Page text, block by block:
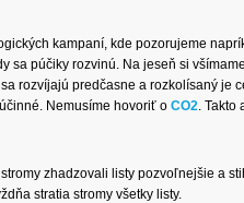
kampaní, kde pozorujeme
sa púčiky rozvinú. Na jeseň si
rozvíjajú predčasne a rozkolísaný je
Nemusíme hovoriť o CO2. Takto
zhadzovali listy pozvoľnejšie a
stratia stromy všetky listy.